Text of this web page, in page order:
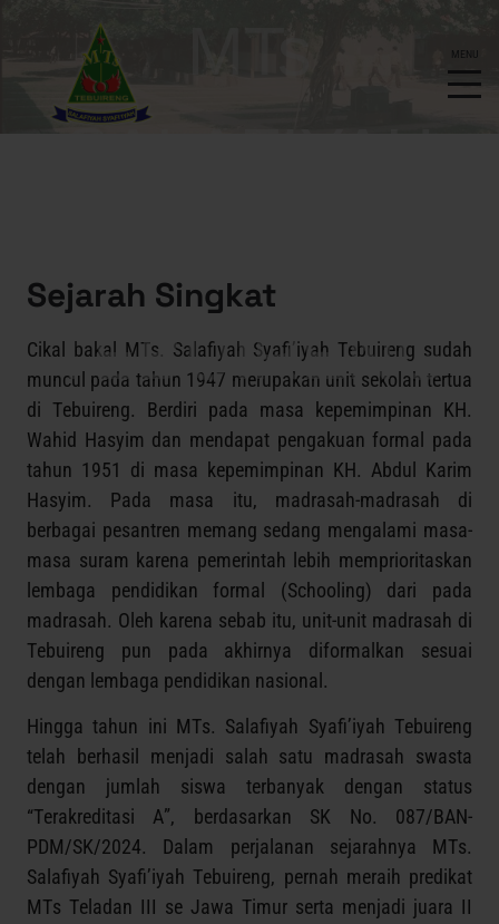
Sejarah Singkat
Cikal bakal MTs. Salafiyah Syafi’iyah Tebuireng sudah
muncul pada tahun 1947 merupakan unit sekolah tertua
di Tebuireng. Berdiri pada masa kepemimpinan KH.
Wahid Hasyim dan mendapat pengakuan formal pada
tahun 1951 di masa kepemimpinan KH. Abdul Karim
Hasyim. Pada masa itu, madrasah-madrasah di
berbagai pesantren memang sedang mengalami masa-
masa suram karena pemerintah lebih memprioritaskan
lembaga pendidikan formal (Schooling) dari pada
madrasah. Oleh karena sebab itu, unit-unit madrasah di
Tebuireng pun pada akhirnya diformalkan sesuai
dengan lembaga pendidikan nasional.
Hingga tahun ini MTs. Salafiyah Syafi’iyah Tebuireng
telah berhasil menjadi salah satu madrasah swasta
dengan jumlah siswa terbanyak dengan status
“Terakreditasi A”, berdasarkan SK No. 087/BAN-
PDM/SK/2024. Dalam perjalanan sejarahnya MTs.
Salafiyah Syafi’iyah Tebuireng, pernah meraih predikat
MTs Teladan III se Jawa Timur serta menjadi juara II